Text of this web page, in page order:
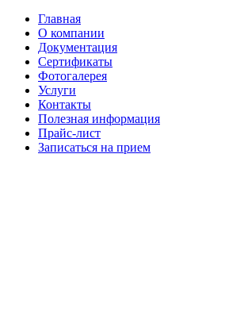
Главная
О компании
Документация
Сертификаты
Фотогалерея
Услуги
Контакты
Полезная информация
Прайс-лист
Записаться на прием